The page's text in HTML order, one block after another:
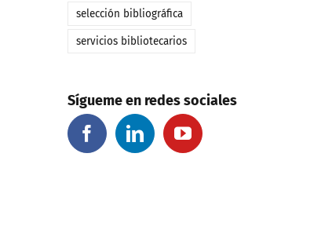
selección bibliográfica
servicios bibliotecarios
Sígueme en redes sociales